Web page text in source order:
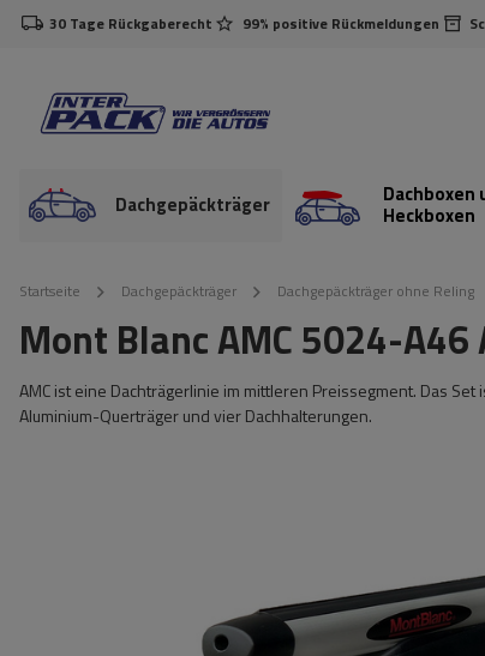
30 Tage Rückgaberecht 99% positive Rückmeldungen
Dachgepäckträger Dachboxen
Heckboxen
Startseite Dachgepäckträger Dachgepäckträger ohne Reling
Mont Blanc AMC 5024-
AMC ist eine Dachträgerlinie im mittleren Preissegment. Das
Aluminium-Querträger und vier Dachhalterungen.